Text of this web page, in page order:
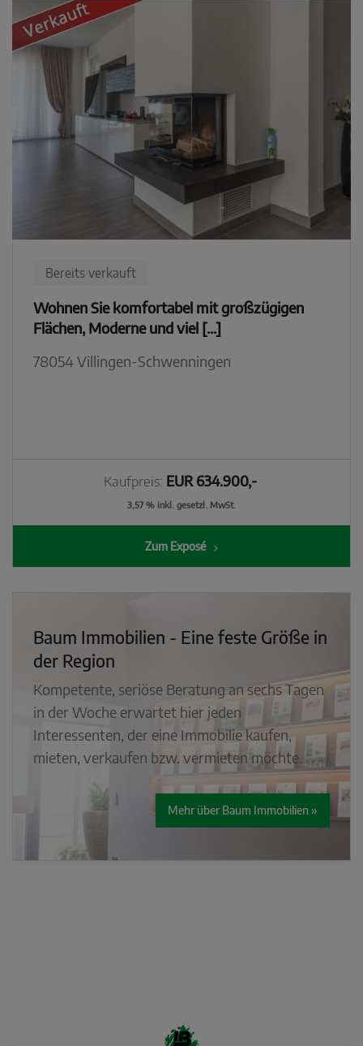
Bereits verkauft
Wohnen Sie komfortabel mit großzügigen
Flächen, Moderne und viel [...]
78054 Villingen-Schwenningen
Kaufpreis: EUR 634.900,-
3,57 % inkl. gesetzl. MwSt.
Zum Exposé
Baum Immobilien - Eine feste Größe in
der Region
Kompetente, seriöse Beratung an sechs Tagen
in der Woche erwartet hier jeden
Interessenten, der eine Immobilie kaufen,
mieten, verkaufen bzw. vermieten möchte.
Mehr über Baum Immobilien »